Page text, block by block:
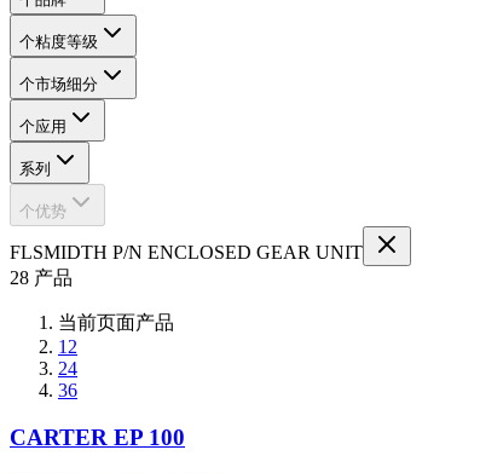
个粘度等级
个市场细分
个应用
系列
个优势
FLSMIDTH P/N ENCLOSED GEAR UNIT
28 产品
当前页面产品
12
24
36
CARTER EP 100